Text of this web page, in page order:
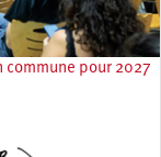
commune pour 2027